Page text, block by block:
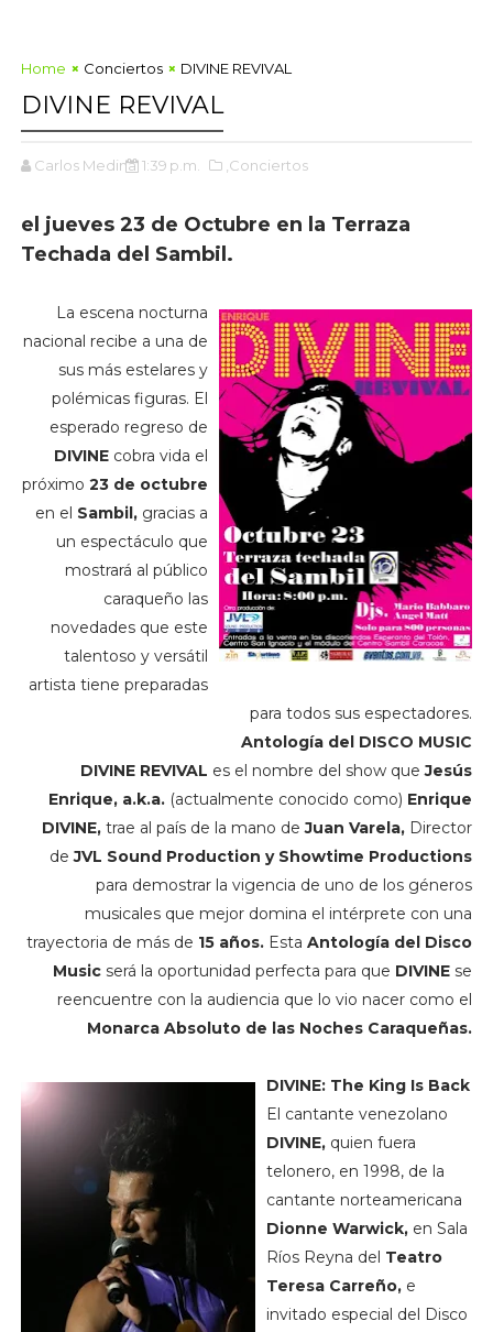
Home Conciertos DIVINE REVIVAL
DIVINE REVIVAL
Carlos Medina 1:39 p.m. ,Conciertos
el jueves 23 de Octubre en la Terraza
Techada del Sambil.
La escena nocturna
nacional recibe a una de
sus más estelares y
polémicas figuras. El
esperado regreso de
DIVINE cobra vida el
próximo23 de octubre
en el Sambil, gracias a
un espectáculo que
mostrará al público
caraqueño las
novedades que este
talentoso y versátil
artista tiene preparadas
para todos sus espectadores.
Antología del DISCO MUSIC
DIVINE REVIVAL es el nombre del show queJesús
Enrique, a.k.a. (actualmente conocido como) Enrique
DIVINE, trae al país de la mano deJuan Varela, Director
deJVL Sound Production y Showtime Productions
para demostrar la vigencia de uno de los géneros
musicales que mejor domina el intérprete con una
trayectoria de más de 15 años. EstaAntología del Disco
Music será la oportunidad perfecta para que DIVINE se
reencuentre con la audiencia que lo vio nacer como el
Monarca Absoluto de las Noches Caraqueñas.
DIVINE: The King Is Back
El cantante venezolano
DIVINE,quien fuera
telonero, en 1998, de la
cantante norteamericana
Dionne Warwick,en Sala
Ríos Reyna del Teatro
Teresa Carreño,e
invitado especial del Disco